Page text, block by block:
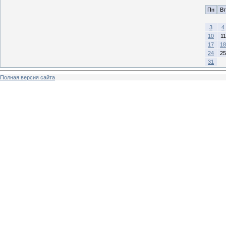
Пн Вт
3
4
10
11
17
18
24
25
31
Полная версия сайта